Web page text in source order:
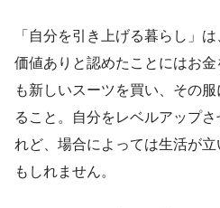
「自分を引き上げる暮らし」
価値ありと認めたことにはお
も新しいスーツを買い、その
ること。自分をレベルアップ
れど、場合によっては生活が
もしれません。